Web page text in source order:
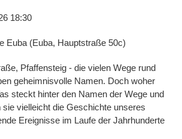
18:30
Euba (Euba, Hauptstraße 50c)
Pfaffensteig - die vielen Wege rund
geheimnisvolle Namen. Doch woher
steckt hinter den Namen der Wege und
sie vielleicht die Geschichte unseres
Ereignisse im Laufe der Jahrhunderte